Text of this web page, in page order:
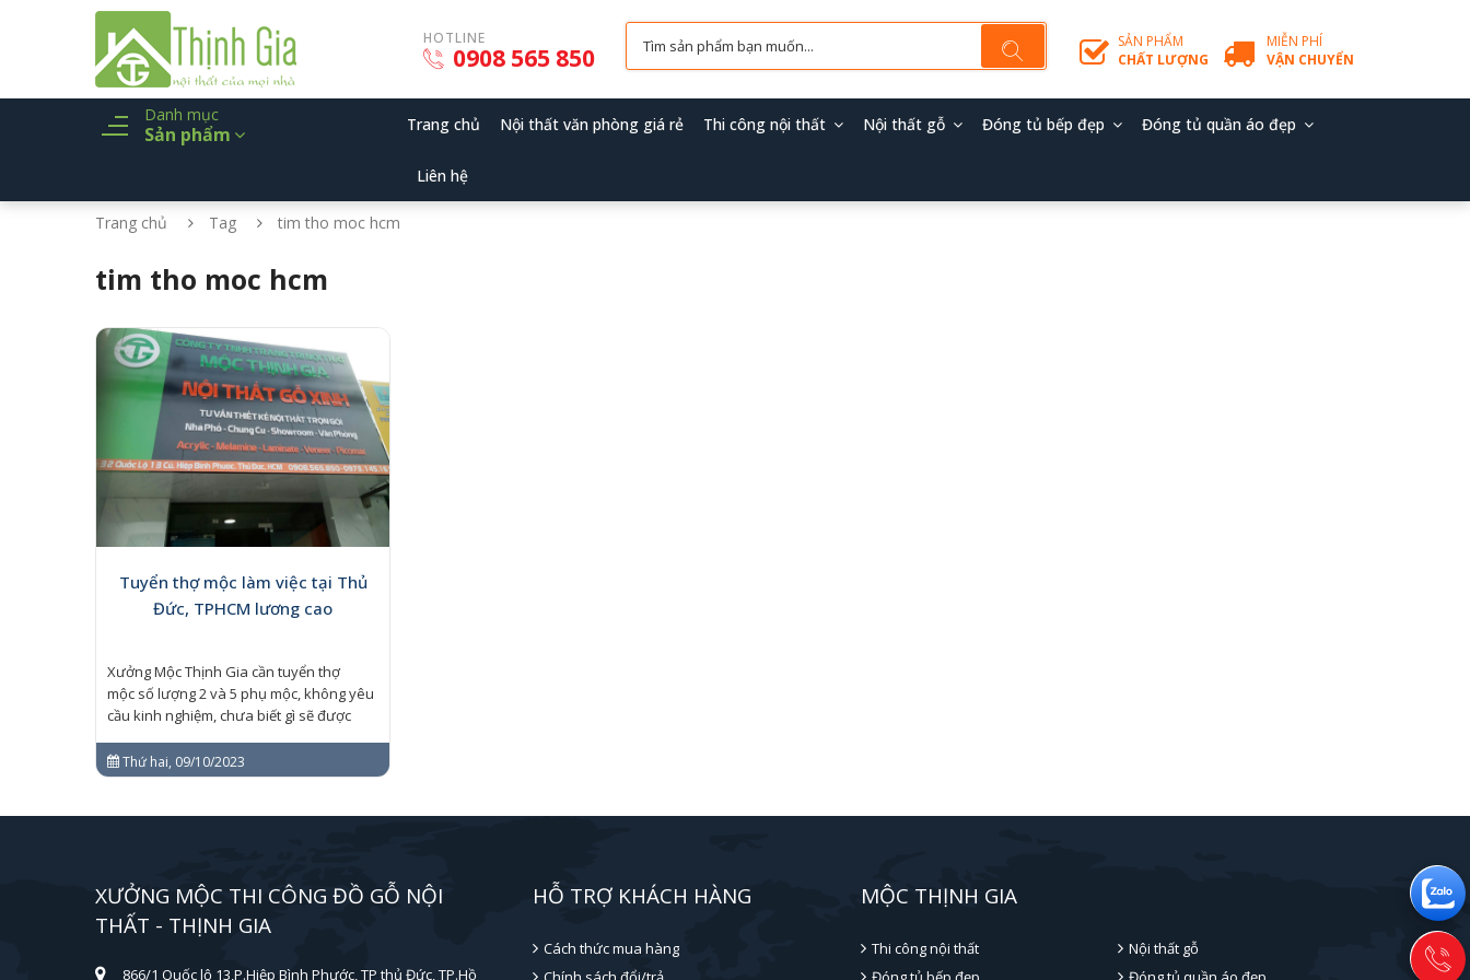
HOTLINE
0908 565 850
SẢN PHẨM
CHẤT LƯỢNG
MIỄN PHÍ
VẬN CHUYỂN
Danh mục
Sản phẩm Trang chủ Nội thất văn phòng giá rẻ Thi công nội thất Nội thất gỗ Đóng tủ bếp đẹp Đóng tủ quần áo đẹp
Liên hệ
Trang chủ Tag tim tho moc hcm
tim tho moc hcm
Tuyển thợ mộc làm việc tại Thủ
Đức, TPHCM lương cao
Xưởng Mộc Thịnh Gia cần tuyển thợ
mộc số lượng 2 và 5 phụ mộc, không yêu
cầu kinh nghiệm, chưa biết gì sẽ được
Thứ hai, 09/10/2023
XƯỞNG MỘC THI CÔNG ĐỒ GỖ NỘI
THẤT - THỊNH GIA
866/1 Quốc lộ 13,P.Hiệp Bình Phước, TP thủ Đức, TP.Hồ
HỖ TRỢ KHÁCH HÀNG
Cách thức mua hàng
MỘC THỊNH GIA
Thi công nội thất
Nội thất gỗ